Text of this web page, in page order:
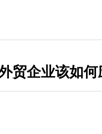
贸企业该如